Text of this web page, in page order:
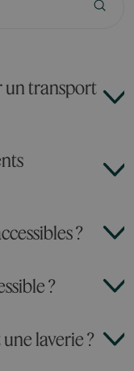
un transport
?
?
laverie ?